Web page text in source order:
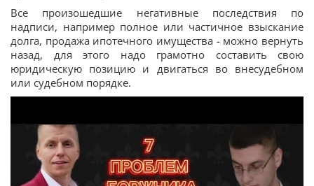
Все произошедшие негативные последствия по
надписи, например полное или частичное взыскание
долга, продажа ипотечного имущества - можно вернуть
назад, для этого надо грамотно составить свою
юридическую позицию и двигаться во внесудебном
или судебном порядке.